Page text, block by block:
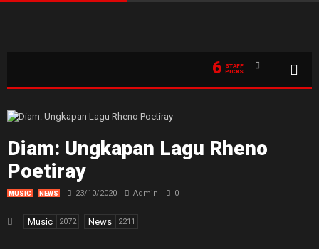
6
STAFF
PICKS
Diam: Ungkapan Lagu Rheno
Poetiray
MUSIC NEWS 23/10/2020 Admin 0
Music 2072 News 2211